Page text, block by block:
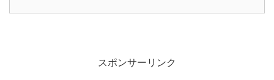
スポンサーリンク